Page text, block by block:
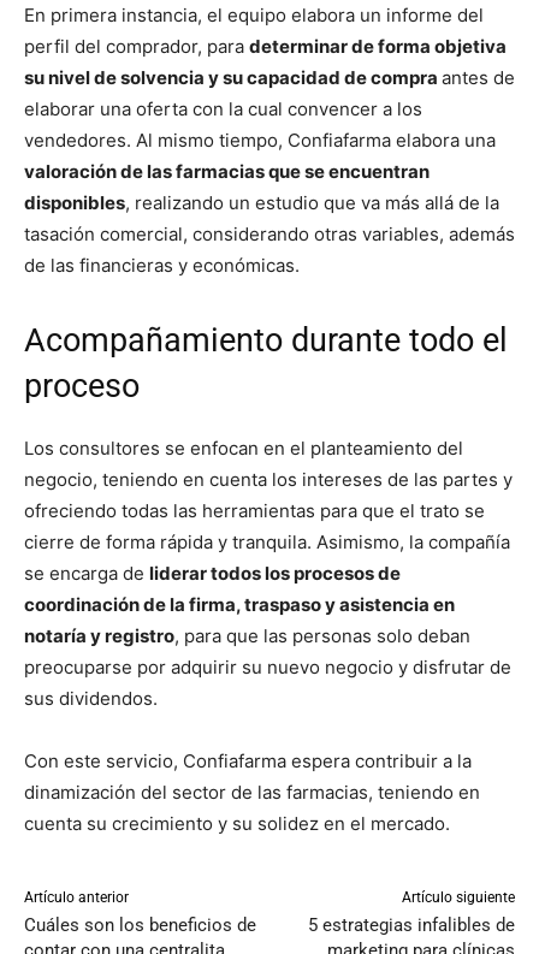
En primera instancia, el equipo elabora un informe del
perfil del comprador, para determinar de forma objetiva
su nivel de solvencia y su capacidad de compra antes de
elaborar una oferta con la cual convencer a los
vendedores. Al mismo tiempo, Confiafarma elabora una
valoración de las farmacias que se encuentran
disponibles, realizando un estudio que va más allá de la
tasación comercial, considerando otras variables, además
de las financieras y económicas.
Acompañamiento durante todo el
proceso
Los consultores se enfocan en el planteamiento del
negocio, teniendo en cuenta los intereses de las partes y
ofreciendo todas las herramientas para que el trato se
cierre de forma rápida y tranquila. Asimismo, la compañía
se encarga de liderar todos los procesos de
coordinación de la firma, traspaso y asistencia en
notaría y registro, para que las personas solo deban
preocuparse por adquirir su nuevo negocio y disfrutar de
sus dividendos.
Con este servicio, Confiafarma espera contribuir a la
dinamización del sector de las farmacias, teniendo en
cuenta su crecimiento y su solidez en el mercado.
Artículo anterior
Cuáles son los beneficios de
Artículo siguiente
5 estrategias infalibles de